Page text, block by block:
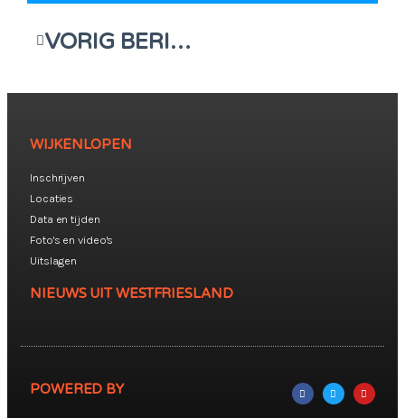
VORIG BERICHT
WIJKENLOPEN
Inschrijven
Locaties
Data en tijden
Foto's en video's
Uitslagen
NIEUWS UIT WESTFRIESLAND
POWERED BY